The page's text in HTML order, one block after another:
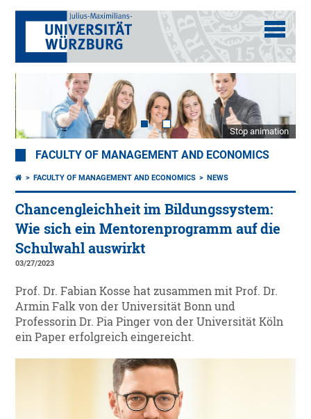
Stop animation
FACULTY OF MANAGEMENT AND ECONOMICS
FACULTY OF MANAGEMENT AND ECONOMICS NEWS
Chancengleichheit im Bildungssystem:
Wie sich ein Mentorenprogramm auf die
Schulwahl auswirkt
03/27/2023
Prof. Dr. Fabian Kosse hat zusammen mit Prof. Dr.
Armin Falk von der Universität Bonn und
Professorin Dr. Pia Pinger von der Universität Köln
ein Paper erfolgreich eingereicht.